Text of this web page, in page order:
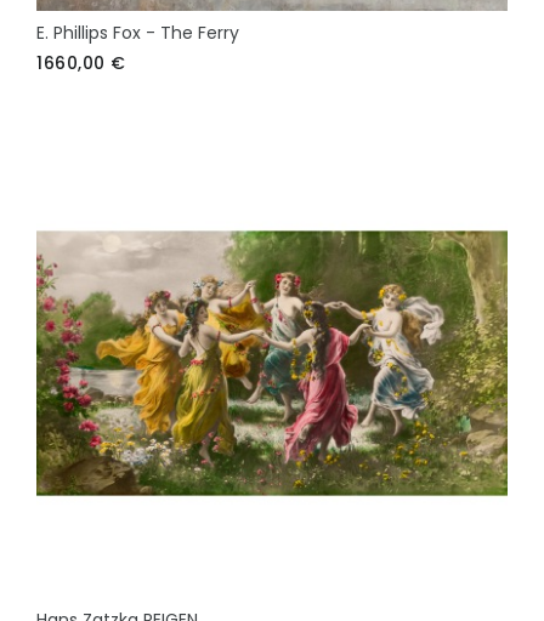
E. Phillips Fox - The Ferry
1660,00 €